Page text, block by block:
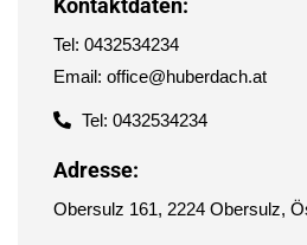
Kontaktdaten:
Tel: 0432534234
Email: office@huberdach.at
Tel: 0432534234
Adresse:
Obersulz 161, 2224 Obersulz,